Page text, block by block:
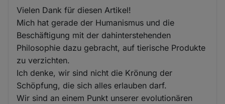
Vielen Dank für diesen Artikel!
Mich hat gerade der Humanismus und die
Beschäftigung mit der dahinterstehenden
Philosophie dazu gebracht, auf tierische Produkte
zu verzichten.
Ich denke, wir sind nicht die Krönung der
Schöpfung, die sich alles erlauben darf.
Wir sind an einem Punkt unserer evolutionären